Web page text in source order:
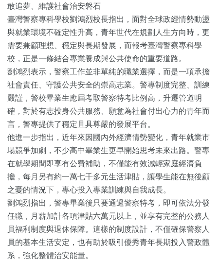
敢追夢、維護社會治安磐石
臺灣警察專科學校劉鴻烈校長指出，面對全球政經情勢動盪
與就業環境不確定性升高，青年世代在規劃人生方向時，更
需要兼顧理想、穩定與長期發展，而報考臺灣警察專科學
校，正是一條結合專業養成與公共使命的重要道路。
劉鴻烈表示，警察工作並非單純的職業選擇，而是一項承擔
社會責任、守護公共安全的崇高志業。警專制度完整、訓練
嚴謹，警校畢業生應屆考取警察特考比例高，升遷管道明
確，對於有志投身公共服務、願意為社會付出心力的青年而
言，警專提供了穩定且具尊嚴的發展平台。
他進一步指出，近年來因國內外經濟情勢變化，青年就業市
場競爭加劇，不少高中畢業生更早開始思考未來出路。警專
在就學期間即享有公費補助，不僅能有效減輕家庭經濟負
擔，每月另有約一萬七千多元生活津貼，讓學生能在無後顧
之憂的情況下，專心投入專業訓練與自我成長。
劉鴻烈指出，警專畢業後只要通過警察特考，即可依法分發
任職，月薪加計各項津貼六萬元以上，並享有完整的公務人
員福利制度與退休保障。這樣的制度設計，不僅確保警察人
員的基本生活安定，也有助於吸引優秀青年長期投入警政體
系，強化整體治安能量。